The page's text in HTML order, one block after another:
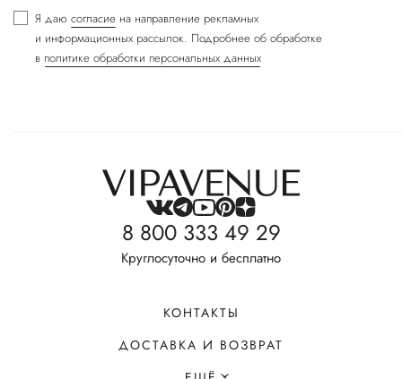
Я даю согласие на направление рекламных
и информационных рассылок. Подробнее об обработке
в политике обработки персональных данных
8 800 333 49 29
Круглосуточно и бесплатно
КОНТАКТЫ
ДОСТАВКА И ВОЗВРАТ